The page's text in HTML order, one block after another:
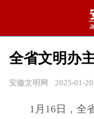
全省文明办
安徽文明网 2025-01-
1月16日，全省